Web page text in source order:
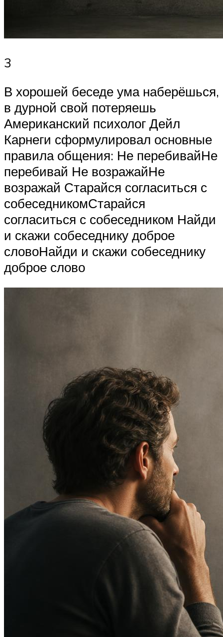
3
В хорошей беседе ума наберёшься,
в дурной свой потеряешь
Американский психолог Дейл
Карнеги сформулировал основные
правила общения: Не перебивайНе
перебивай Не возражайНе
возражай Старайся согласиться с
собеседникомСтарайся
согласиться с собеседником Найди
и скажи собеседнику доброе
словоНайди и скажи собеседнику
доброе слово